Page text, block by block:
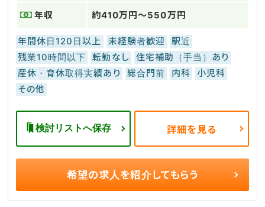
年収 約410万円～550万円
年間休日120日以上 未経験者歓迎
駅近
残業10時間以下
転勤なし
住宅補助（手当）あり
産休・育休取得実績あり
総合門前 内科
小児科
その他
検討リストへ保存 詳細を見る
希望の求人を紹介してもらう